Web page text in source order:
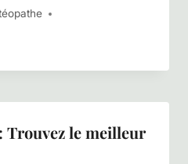
Trouvez le meilleur